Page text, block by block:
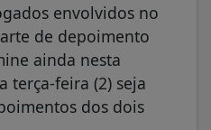
envolvidos no
de depoimento
ainda nesta
terça-feira (2) seja
dos dois